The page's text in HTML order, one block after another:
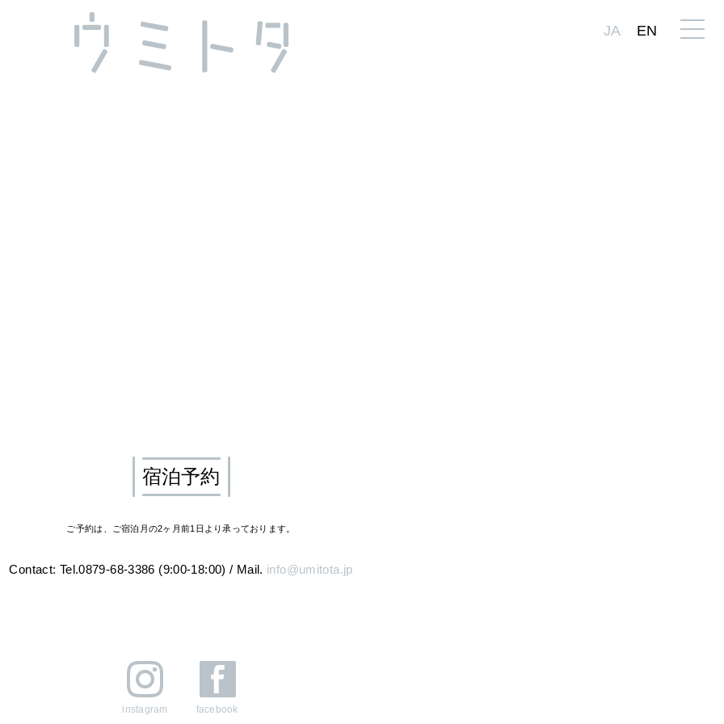
EN
JA
宿泊予約
ご予約は、ご宿泊月の2ヶ月前1日より承っております。
Contact: Tel.0879-68-3386 (9:00-18:00) / Mail. info@umitota.jp
instagram facebook